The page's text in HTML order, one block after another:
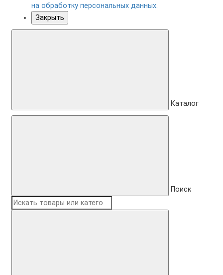
на обработку персональных данных.
Закрыть
Каталог
Поиск